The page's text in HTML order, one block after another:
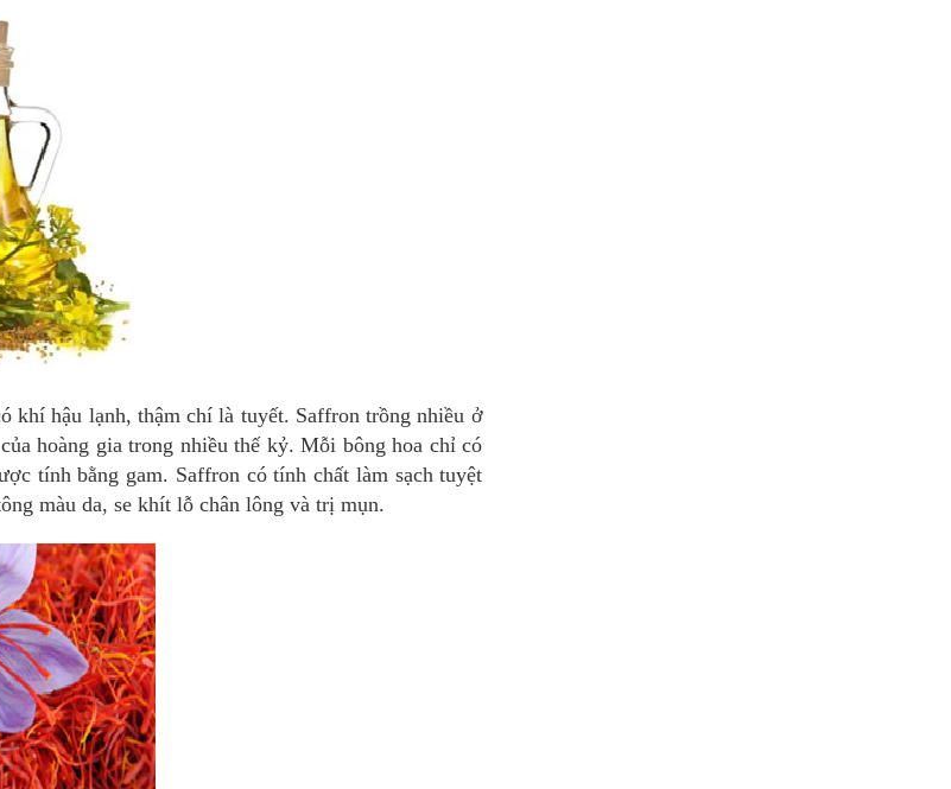
khí hậu lạnh, thậm chí là tuyết. Saffron trồng nhiều ở
hoàng gia trong nhiều thế kỷ. Mỗi bông hoa chỉ có
tính bằng gam. Saffron có tính chất làm sạch tuyệt
màu da, se khít lỗ chân lông và trị mụn.